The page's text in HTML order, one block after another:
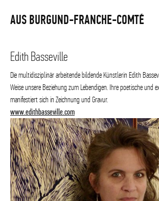
AUS BURGUND-FRANCHE-COMTÉ
Edith Basseville
Die multidisziplinär arbeitende bildende Künstlerin Edith
Weise unsere Beziehung zum Lebendigen. Ihre poetische und
manifestiert sich in Zeichnung und Gravur.
www.edithbasseville.com